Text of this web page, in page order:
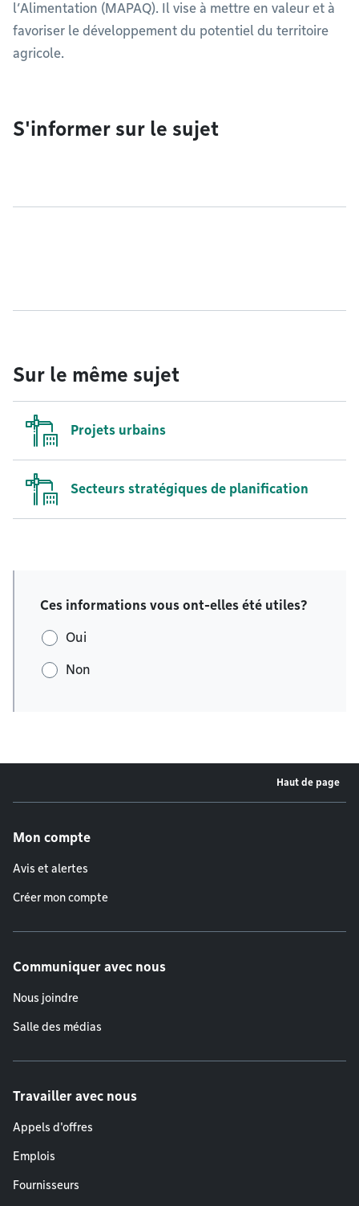
l’Alimentation (MAPAQ). Il vise à mettre en valeur et à
favoriser le développement du potentiel du territoire
agricole.
S'informer sur le sujet
Sur le même sujet
Projets urbains
Secteurs stratégiques de planification
Ces informations vous ont-elles été utiles?
Oui
Non
Haut de page
Mon compte
Avis et alertes
Créer mon compte
Communiquer avec nous
Nous joindre
Salle des médias
Travailler avec nous
Appels d'offres
Emplois
Fournisseurs